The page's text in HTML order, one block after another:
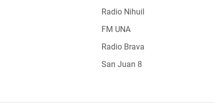
Radio Nihuil
FM UNA
Radio Brava
San Juan 8